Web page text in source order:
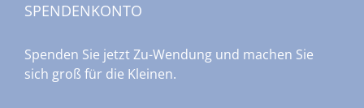
SPENDENKONTO
Spenden Sie jetzt Zu-Wendung und machen Sie
sich groß für die Kleinen.